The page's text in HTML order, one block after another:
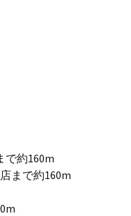
で約160m
まで約160m